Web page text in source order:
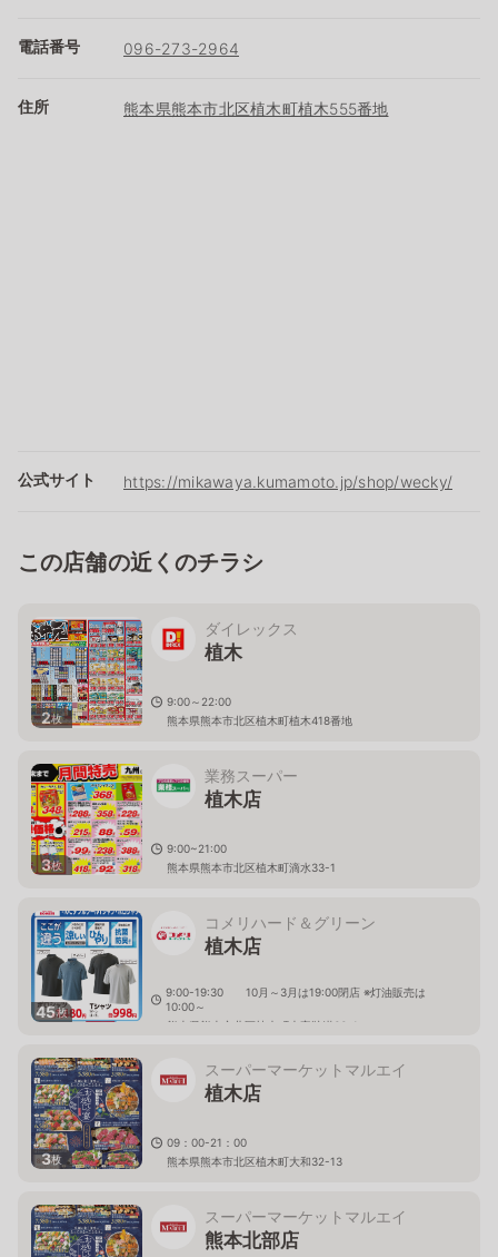
電話番号 096-273-2964
住所 熊本県熊本市北区植木町植木555番地
公式サイト https://mikawaya.kumamoto.jp/shop/wecky/
この店舗の近くのチラシ
2枚
ダイレックス
植木
9:00～22:00
熊本県熊本市北区植木町植木418番地
3枚
業務スーパー
植木店
9:00~21:00
熊本県熊本市北区植木町滴水33-1
45枚
コメリハード＆グリーン
植木店
9:00-19:30 10月～3月は19:00閉店 ※灯油販売は
10:00～
熊本県熊本市北区植木町大字鞍掛66-1
3枚
スーパーマーケットマルエイ
植木店
09：00-21：00
熊本県熊本市北区植木町大和32-13
スーパーマーケットマルエイ
熊本北部店